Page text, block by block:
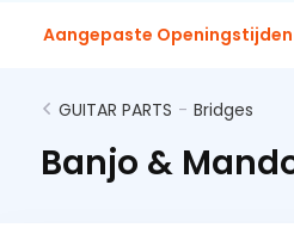
Aangepaste Openingstijden
GUITAR PARTS - Bridges
Banjo &